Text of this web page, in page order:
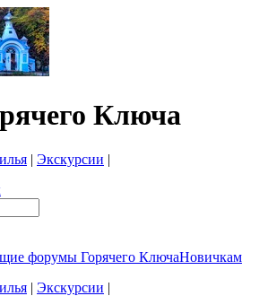
Ключа
| Экскурсии |
форумы Горячего КлючаНовичкам
| Экскурсии |